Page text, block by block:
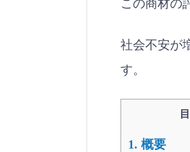
この商材の
社会不安が
す。
1. 概要